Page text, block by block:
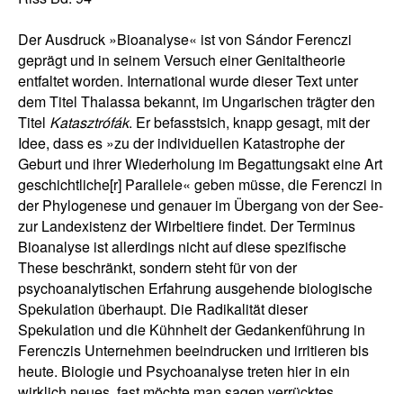
Der Ausdruck »Bioanalyse« ist von Sándor Ferenczi
geprägt und in seinem Versuch einer Genitaltheorie
entfaltet worden. International wurde dieser Text unter
dem Titel Thalassa bekannt, im Ungarischen trägter den
Titel Katasztrófák. Er befasstsich, knapp gesagt, mit der
Idee, dass es »zu der individuellen Katastrophe der
Geburt und ihrer Wiederholung im Begattungsakt eine Art
geschichtliche[r] Parallele« geben müsse, die Ferenczi in
der Phylogenese und genauer im Übergang von der See-
zur Landexistenz der Wirbeltiere findet. Der Terminus
Bioanalyse ist allerdings nicht auf diese spezifische
These beschränkt, sondern steht für von der
psychoanalytischen Erfahrung ausgehende biologische
Spekulation überhaupt. Die Radikalität dieser
Spekulation und die Kühnheit der Gedankenführung in
Ferenczis Unternehmen beeindrucken und irritieren bis
heute. Biologie und Psychoanalyse treten hier in ein